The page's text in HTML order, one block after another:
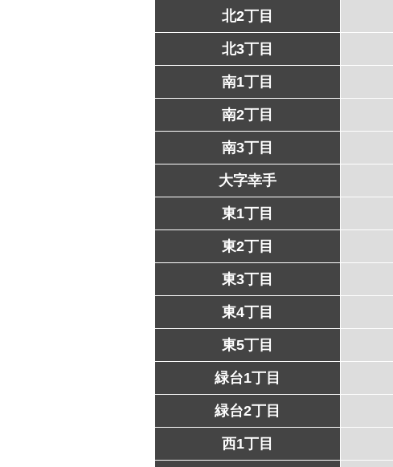
北2丁目
北3丁目
南1丁目
南2丁目
南3丁目
大字幸手
東1丁目
東2丁目
東3丁目
東4丁目
東5丁目
緑台1丁目
緑台2丁目
西1丁目